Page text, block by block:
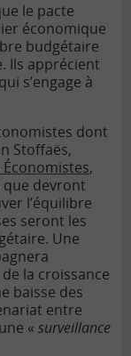
le pacte
économique
budgétaire
Ils apprécient
s’engage à
dont
Stoffaës,
Économistes,
devront
l’équilibre
seront les
Une
la croissance
baisse des
entre
« surveillance